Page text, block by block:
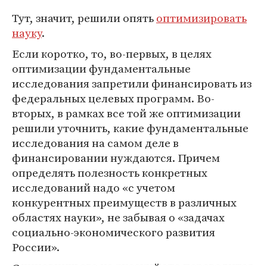
Тут, значит, решили опятьоптимизировать
науку.
Если коротко, то, во-первых, в целях
оптимизации фундаментальные
исследования запретили финансировать из
федеральных целевых программ. Во-
вторых, в рамках все той же оптимизации
решили уточнить, какие фундаментальные
исследования на самом деле в
финансировании нуждаются. Причем
определять полезность конкретных
исследований надо «с учетом
конкурентных преимуществ в различных
областях науки», не забывая о «задачах
социально-экономического развития
России».